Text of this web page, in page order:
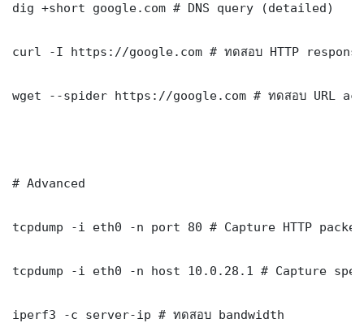
dig +short google.com # DNS query (detailed)
curl -I https://google.com # ทดสอบ HTTP
wget --spider https://google.com # ทดสอบ URL
# Advanced
tcpdump -i eth0 -n port 80 # Capture HTTP
tcpdump -i eth0 -n host 10.0.28.1 # Capture
iperf3 -c server-ip # ทดสอบ bandwidth